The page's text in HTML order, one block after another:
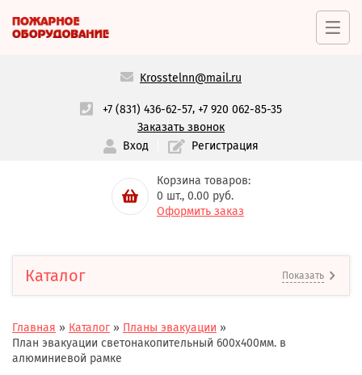
Krosstelnn@mail.ru
+7 (831) 436-62-57,+7 920 062-85-35
Заказать звонок
Вход
Регистрация
Корзина товаров:
0 шт., 0.00 руб.
Оформить заказ
Каталог Показать
Главная » Каталог » Планы эвакуации »
План эвакуации светонакопительный 600х400мм. в
алюминиевой рамке